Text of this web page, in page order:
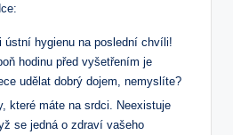
ústní hygienu na poslední chvíli!
hodinu před vyšetřením je
udělat dobrý dojem, nemyslíte?
které máte na srdci. Neexistuje
se jedná o zdraví vašeho